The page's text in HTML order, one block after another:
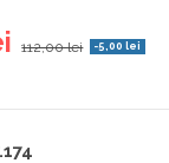
112,00 lei -5,00 lei